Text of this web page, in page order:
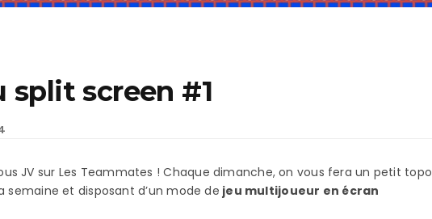
split screen #1
JV sur Les Teammates ! Chaque dimanche, on vous fera un petit topo
semaine et disposant d’un mode de jeu multijoueur en écran